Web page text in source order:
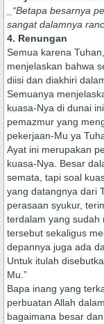
_“Betapa besarnya
sangat dalamnya
4. Renungan
Semua karena
menjelaskan bahwa
diisi dan diakhiri
Semuanya
kuasa-Nya di dunai
pemazmur yang
pekerjaan-Mu ya
Ayat ini merupakan
kuasa-Nya. Besar
semata, tapi soal
yang datangnya dari
perasaan syukur,
terdalam yang sudah
tersebut sekaligus
depannya juga ada
Untuk itulah
Mu.”
Bapa inang yang
perbuatan Allah
bagaimana besar